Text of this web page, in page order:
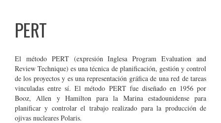
PERT
El método PERT (expresión Inglesa Program Evaluation and
Review Technique) es una técnica de planificación, gestión y control
de los proyectos y es una representación gráfica de una red de tareas
vinculadas entre sí. El método PERT fue diseñado en 1956 por
Booz, Allen y Hamilton para la Marina estadounidense para
planificar y controlar el trabajo realizado para la producción de
ojivas nucleares Polaris.